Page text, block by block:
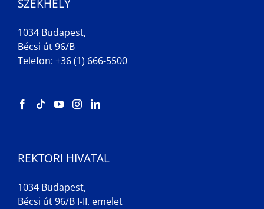
SZÉKHELY
1034 Budapest,
Bécsi út 96/B
Telefon: +36 (1) 666-5500
REKTORI HIVATAL
1034 Budapest,
Bécsi út 96/B I-II. emelet